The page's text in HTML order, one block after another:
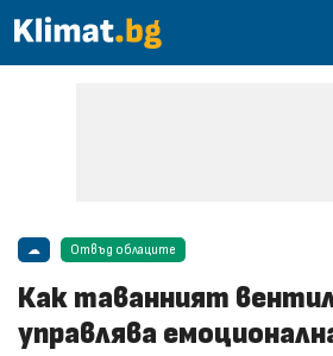
☁ Отвъд облаците
Как таванният
управлява